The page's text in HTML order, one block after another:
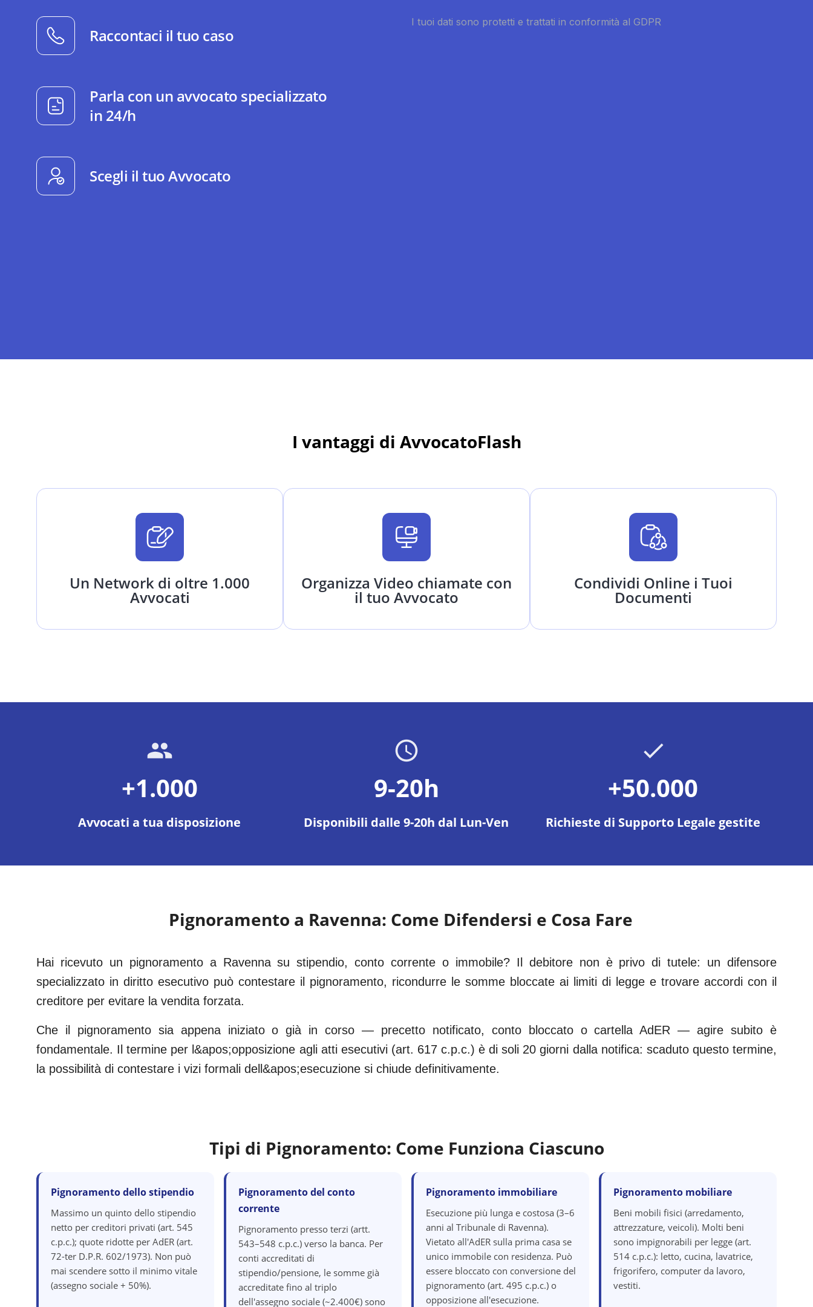
Raccontaci il tuo caso
Parla con un avvocato specializzato
in 24/h
Scegli il tuo Avvocato
I vantaggi di AvvocatoFlash
Un Network di oltre 1.000
Avvocati
Organizza Video chiamate con
il tuo Avvocato
Condividi Online i Tuoi
Documenti
+1.000
Avvocati a tua disposizione
9-20h
Disponibili dalle 9-20h dal Lun-Ven
+50.000
Richieste di Supporto Legale gestite
Pignoramento a Ravenna: Come Difendersi e Cosa Fare
Hai ricevuto un pignoramento a Ravenna su stipendio, conto corrente o immobile? Il debitore non è privo di tutele: un difensore
specializzato in diritto esecutivo può contestare il pignoramento, ricondurre le somme bloccate ai limiti di legge e trovare accordi con il
creditore per evitare la vendita forzata.
Che il pignoramento sia appena iniziato o già in corso — precetto notificato, conto bloccato o cartella AdER — agire subito è
fondamentale. Il termine per l&apos;opposizione agli atti esecutivi (art. 617 c.p.c.) è di soli 20 giorni dalla notifica: scaduto questo termine,
la possibilità di contestare i vizi formali dell&apos;esecuzione si chiude definitivamente.
Tipi di Pignoramento: Come Funziona Ciascuno
Pignoramento dello stipendio
Massimo un quinto dello stipendio
netto per creditori privati (art. 545
c.p.c.); quote ridotte per AdER (art.
72-ter D.P.R. 602/1973). Non può
mai scendere sotto il minimo vitale
(assegno sociale + 50%).
Pignoramento del conto
corrente
Pignoramento presso terzi (artt.
543–548 c.p.c.) verso la banca. Per
conti accreditati di
stipendio/pensione, le somme già
accreditate fino al triplo
dell'assegno sociale (~2.400€) sono
Pignoramento immobiliare
Esecuzione più lunga e costosa (3–6
anni al Tribunale di Ravenna).
Vietato all'AdER sulla prima casa se
unico immobile con residenza. Può
essere bloccato con conversione del
pignoramento (art. 495 c.p.c.) o
opposizione all'esecuzione.
Pignoramento mobiliare
Beni mobili fisici (arredamento,
attrezzature, veicoli). Molti beni
sono impignorabili per legge (art.
514 c.p.c.): letto, cucina, lavatrice,
frigorifero, computer da lavoro,
vestiti.